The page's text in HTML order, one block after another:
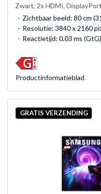
Zwart, 2x HDMI,
Zichtbaar beeld: 80 cm
Resolutie: 3840 x 2160
Reactietijd: 0.03 ms (GtG)
Product­informatieblad
GRATIS VERZENDING